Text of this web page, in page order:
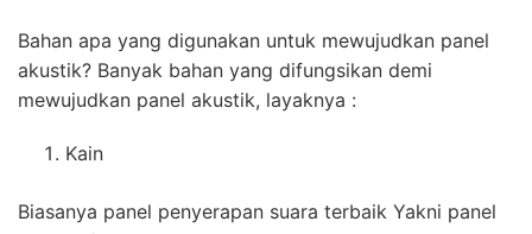
Bahan apa yang digunakan untuk mewujudkan panel
akustik? Banyak bahan yang difungsikan demi
mewujudkan panel akustik, layaknya :
Kain
Biasanya panel penyerapan suara terbaik Yakni panel